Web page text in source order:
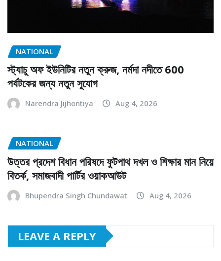
NATIONAL
স্ট্যাচু অফ ইউনিটির নতুন ক্রুজ, নর্মদা নদীতে 600
পর্যটকের জন্য নতুন সুযোগ
Narendra Jijhontiya Aug 4, 2026
NATIONAL
উত্তর প্রদেশ বিধান পরিষদে ফুটপাথ দখল ও শিক্ষার মান নিয়ে
বিতর্ক, সমাজবাদী পার্টির ওয়াকআউট
Bhupendra Singh Chundawat Aug 4, 2026
LEAVE A REPLY